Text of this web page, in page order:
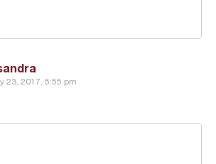
23, 2017, 5:55 pm